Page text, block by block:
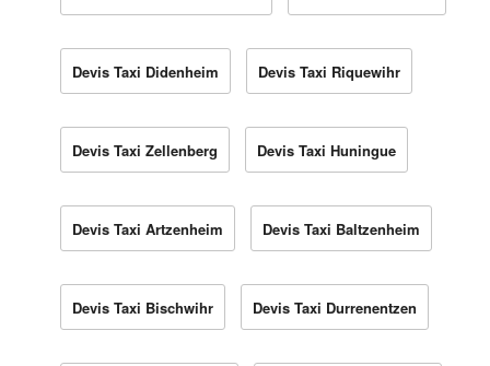
Devis Taxi Didenheim Devis Taxi Riquewihr
Devis Taxi Zellenberg Devis Taxi Huningue
Devis Taxi Artzenheim Devis Taxi Baltzenheim
Devis Taxi Bischwihr Devis Taxi Durrenentzen